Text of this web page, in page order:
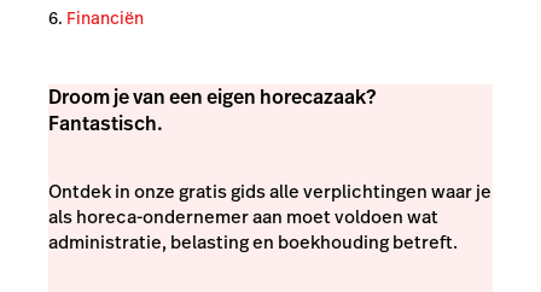
Financiën
Droom je van een eigen horecazaak?
Fantastisch.
Ontdek in onze gratis gids alle verplichtingen waar je
als horeca-ondernemer aan moet voldoen wat
administratie, belasting en boekhouding betreft.